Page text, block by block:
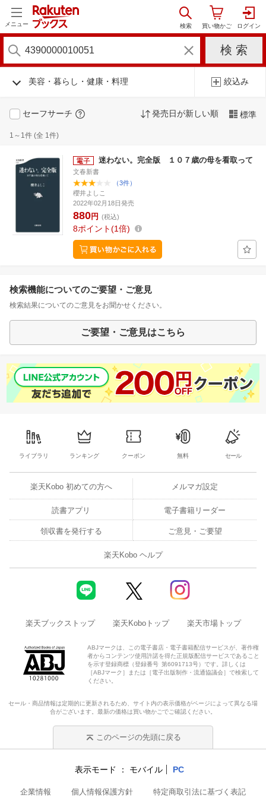
メニュー
美容・暮らし・健康・料理 絞込み
セーフサーチ 発売日が新しい順 標準
1～1件 (全 1件)
迷わない。完全版 １０７歳の母を看取って
文春新書
（3件）
櫻井よしこ
2022年02月18日発売
880円 (税込)
8ポイント 1倍
検索機能についてのご要望・ご意見
検索結果についてのご意見をお聞かせください。
ご要望・ご意見はこちら
ライブラリ ランキング クーポン 無料 セール
楽天Kobo 初めての方へ メルマガ設定
読書アプリ 電子書籍リーダー
領収書を発行する ご意見・ご要望
楽天Kobo ヘルプ
楽天ブックストップ 楽天Koboトップ 楽天市場トップ
ABJマークは、この電子書店・電子書籍配信サービスが、著作権
者からコンテンツ使用許諾を得た正規版配信サービスであること
を示す登録商標（登録番号 第6091713号）です。詳しくは
［ABJマーク］または［電子出版制作・流通協議会］で検索して
ください。
セール・商品情報は定期的に更新されるため、サイト内の表示価格がページによって異なる場
合がございます。最新の価格は買い物かごでご確認ください。
このページの先頭に戻る
表示モード モバイル PC
企業情報 個人情報保護方針 特定商取引法に基づく表記